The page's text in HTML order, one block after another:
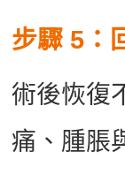
步驟 5：
術後恢復
痛、腫脹